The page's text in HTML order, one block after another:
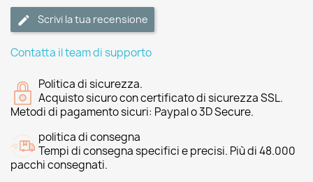
Scrivi la tua recensione
Contatta il team di supporto
Politica di sicurezza.
Acquisto sicuro con certificato di sicurezza SSL.
Metodi di pagamento sicuri: Paypal o 3D Secure.
politica di consegna
Tempi di consegna specifici e precisi. Più di 48.000
pacchi consegnati.